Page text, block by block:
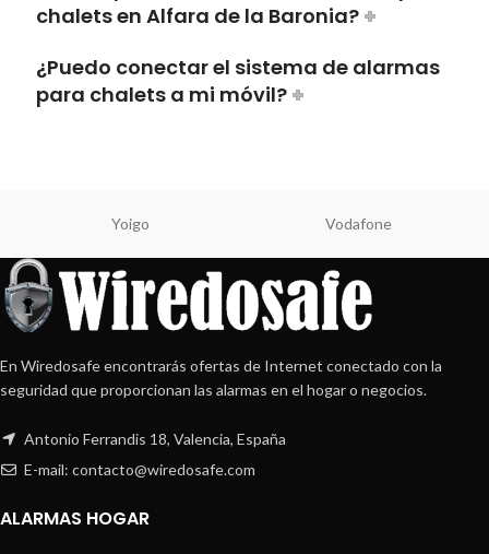
chalets en Alfara de la Baronia?
¿Puedo conectar el sistema de alarmas
para chalets a mi móvil?
Yoigo Vodafone
En Wiredosafe encontrarás ofertas de Internet conectado con la
seguridad que proporcionan las alarmas en el hogar o negocios.
Antonio Ferrandis 18, Valencia, España
E-mail: contacto@wiredosafe.com
ALARMAS HOGAR